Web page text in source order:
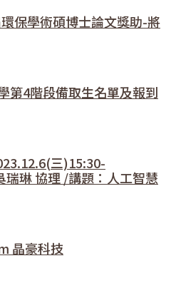
保學術碩博士論文獎助-將
第4階段備取生名單及報到
三)15:30-
瑞琳 協理 /講題：人工智慧
晶豪科技